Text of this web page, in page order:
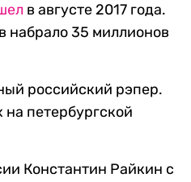
в августе 2017 года.
набрало 35 миллионов
российский рэпер.
на петербургской
Константин Райкин с